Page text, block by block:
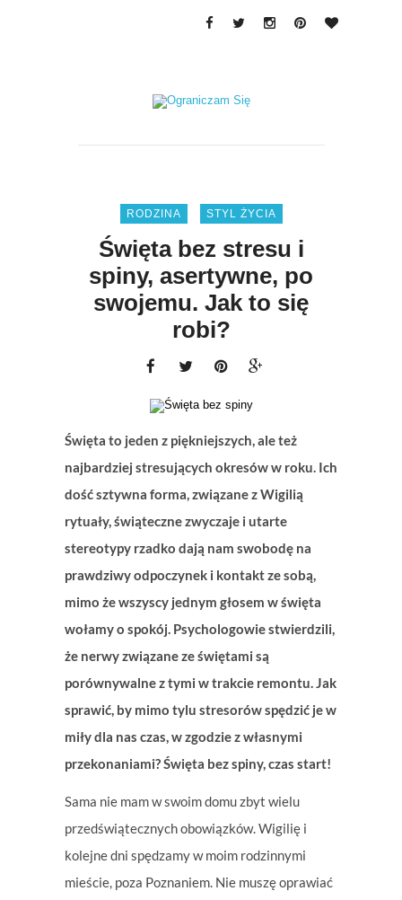
RODZINA STYL ŻYCIA
Święta bez stresu i
spiny, asertywne, po
swojemu. Jak to się
robi?
Święta to jeden z piękniejszych, ale też
najbardziej stresujących okresów w roku. Ich
dość sztywna forma, związane z Wigilią
rytuały, świąteczne zwyczaje i utarte
stereotypy rzadko dają nam swobodę na
prawdziwy odpoczynek i kontakt ze sobą,
mimo że wszyscy jednym głosem w święta
wołamy o spokój. Psychologowie stwierdzili,
że nerwy związane ze świętami są
porównywalne z tymi w trakcie remontu. Jak
sprawić, by mimo tylu stresorów spędzić je w
miły dla nas czas, w zgodzie z własnymi
przekonaniami? Święta bez spiny, czas start!
Sama nie mam w swoim domu zbyt wielu
przedświątecznych obowiązków. Wigilię i
kolejne dni spędzamy w moim rodzinnymi
mieście, poza Poznaniem. Nie muszę oprawiać